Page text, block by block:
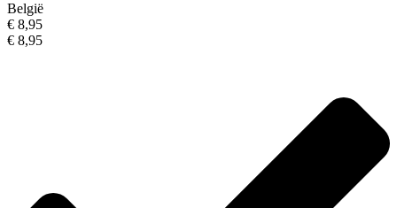
België
€ 8,95
€ 8,95